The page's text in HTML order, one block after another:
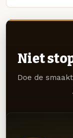
Niet
Doe de